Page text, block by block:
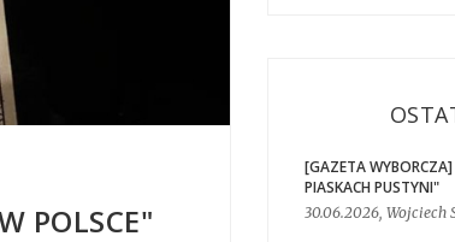
POLSCE"
[GAZETA WYBORCZA]
PIASKACH PUSTYNI"
30.06.2026, Wojciech